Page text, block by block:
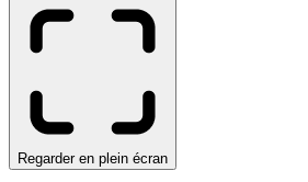
Regarder en plein écran